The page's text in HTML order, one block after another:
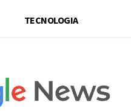
TECNOLOGIA